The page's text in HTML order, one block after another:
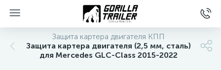
Защита картера двигателя КПП
Защита картера двигателя (2,5 мм, сталь)
для Mercedes GLC-Class 2015-2022